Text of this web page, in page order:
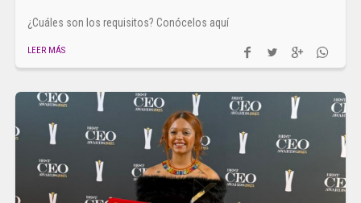
¿Cuáles son los requisitos? Conócelos aquí
LEER MÁS